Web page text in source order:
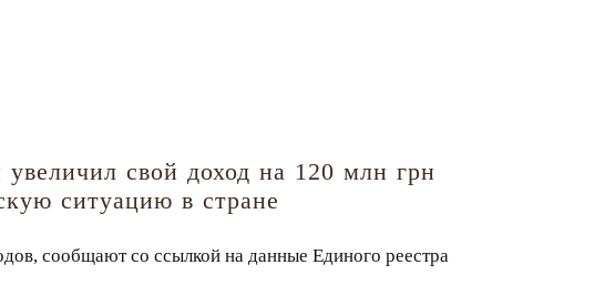
свой доход на 120 млн грн
ситуацию в стране
сообщают со ссылкой на данные Единого реестра